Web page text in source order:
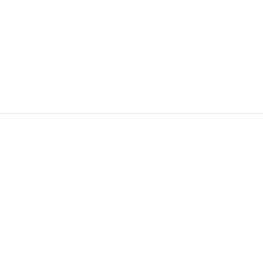
해당하는 행위를 하였을 경우 사전통지 없이